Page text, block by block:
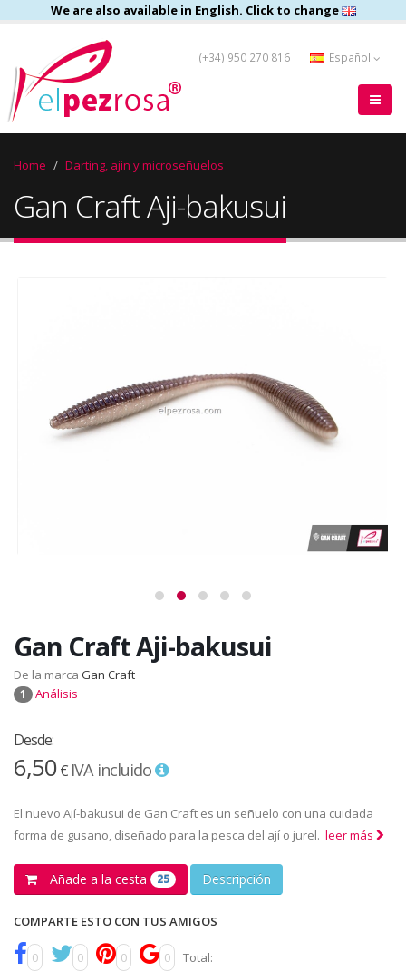
We are also available in English. Click to change
(+34) 950 270 816 Español
Home Darting, ajin y microseñuelos
Gan Craft Aji-bakusui
Gan Craft Aji-bakusui
De la marca Gan Craft
1 Análisis
Desde:
6,50€ IVA incluido
El nuevo Ají-bakusui de Gan Craft es un señuelo con una cuidada
forma de gusano, diseñado para la pesca del ají o jurel. leer más
Añade a la cesta 25 Descripción
COMPARTE ESTO CON TUS AMIGOS
0 0 0 0 Total: